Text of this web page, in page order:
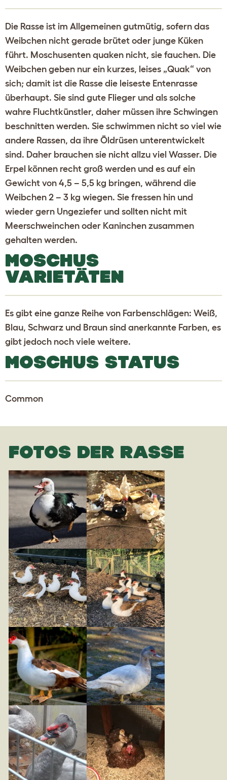
Die Rasse ist im Allgemeinen gutmütig, sofern das
Weibchen nicht gerade brütet oder junge Küken
führt. Moschusenten quaken nicht, sie fauchen. Die
Weibchen geben nur ein kurzes, leises „Quak“ von
sich; damit ist die Rasse die leiseste Entenrasse
überhaupt. Sie sind gute Flieger und als solche
wahre Fluchtkünstler, daher müssen ihre Schwingen
beschnitten werden. Sie schwimmen nicht so viel wie
andere Rassen, da ihre Öldrüsen unterentwickelt
sind. Daher brauchen sie nicht allzu viel Wasser. Die
Erpel können recht groß werden und es auf ein
Gewicht von 4,5 – 5,5 kg bringen, während die
Weibchen 2 – 3 kg wiegen. Sie fressen hin und
wieder gern Ungeziefer und sollten nicht mit
Meerschweinchen oder Kaninchen zusammen
gehalten werden.
MOSCHUS
VARIETÄTEN
Es gibt eine ganze Reihe von Farbenschlägen: Weiß,
Blau, Schwarz und Braun sind anerkannte Farben, es
gibt jedoch noch viele weitere.
MOSCHUS STATUS
Common
FOTOS DER RASSE